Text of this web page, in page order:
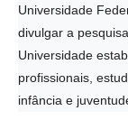
Universidade
divulgar a
Universidade
profissionais,
infância e